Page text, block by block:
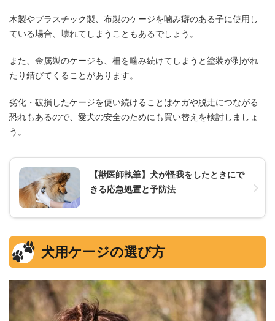
木製やプラスチック製、布製のケージを噛み癖のある子に使用し
ている場合、壊れてしまうこともあるでしょう。
また、金属製のケージも、柵を噛み続けてしまうと塗装が剥がれ
たり錆びてくることがあります。
劣化・破損したケージを使い続けることはケガや脱走につながる
恐れもあるので、愛犬の安全のためにも買い替えを検討しましょ
う。
【獣医師執筆】犬が怪我をしたときにで
きる応急処置と予防法
犬用ケージの選び方